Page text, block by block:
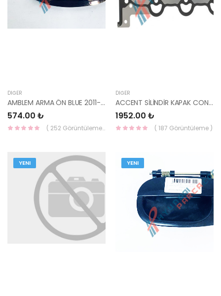
DIĞER
AMBLEM ARMA ÖN BLUE 2011-2017 86363-1R000-HMC
574.00 ₺
( 252 Görüntüleme )
DIĞER
ACCENT SİLİNDİR KAPAK CONTASI 11=> BLUE 1.4 22311-2B003-MOBIS
1952.00 ₺
( 187 Görüntüleme )
YENI YENI